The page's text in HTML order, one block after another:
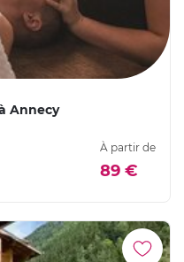
Annecy
À partir de
89 €